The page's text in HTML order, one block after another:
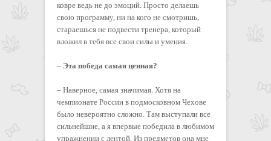
ковре ведь не до эмоций. Просто делаешь
свою программу, ни на кого не смотришь,
стараешься не подвести тренера, который
вложил в тебя все свои силы и умения.
– Эта победа самая ценная?
– Наверное, самая значимая. Хотя на
чемпионате России в подмосковном Чехове
было невероятно сложно. Там выступали все
сильнейшие, а я впервые победила в любимом
упражнении с лентой. Из предметов она мне